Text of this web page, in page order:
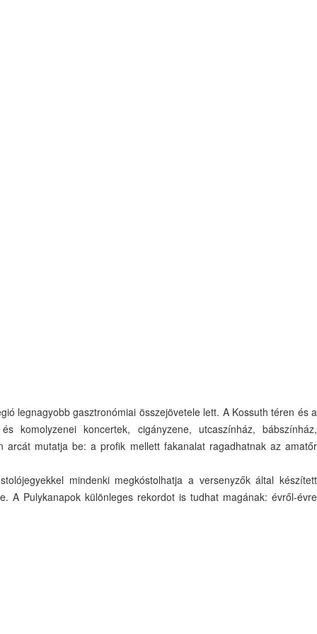
legnagyobb gasztronómiai összejövetele lett. A Kossuth téren és a
koncertek, cigányzene, utcaszínház, bábszínház,
mutatja be: a profik mellett fakanalat ragadhatnak az amatőr
mindenki megkóstolhatja a versenyzők által készített
A Pulykanapok különleges rekordot is tudhat magának: évről-évre